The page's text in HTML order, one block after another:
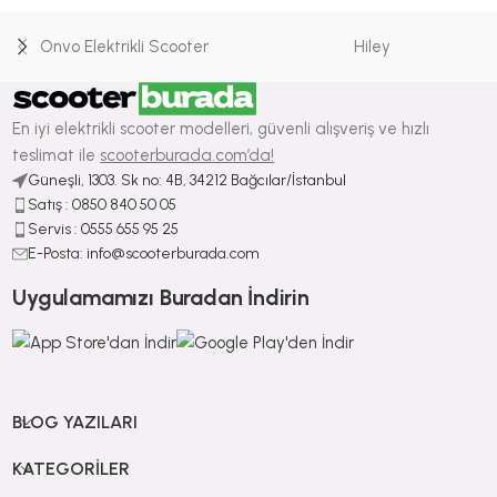
Onvo Elektrikli Scooter Hiley
En iyi elektrikli scooter modelleri, güvenli alışveriş ve hızlı
teslimat ile scooterburada.com’da!
Güneşli, 1303. Sk no: 4B, 34212 Bağcılar/İstanbul
Satış : ⁠0850 840 50 05
Servis : 0555 655 95 25
E-Posta: info@scooterburada.com
Uygulamamızı Buradan İndirin
BLOG YAZILARI
KATEGORILER